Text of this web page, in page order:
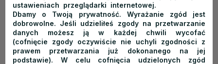
Pienińskie Centrum Turystyki
www.pieninskiecentrumturystyki.pl
ustawieniach przeglądarki internetowej.
Dbamy o Twoją prywatność. Wyrażanie zgód jest
dobrowolne. Jeśli udzieliłeś zgody na przetwarzanie
danych możesz ją w każdej chwili wycofać
(cofnięcie zgody oczywiście nie uchyli zgodności z
prawem przetwarzania już dokonanego na jej
podstawie). W celu cofnięcia udzielonych zgód